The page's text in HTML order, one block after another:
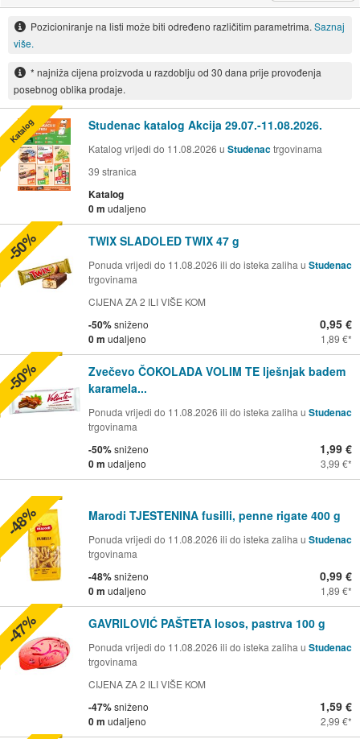
Pozicioniranje na listi može biti određeno različitim parametrima. Saznaj
više.
* najniža cijena proizvoda u razdoblju od 30 dana prije provođenja
posebnog oblika prodaje.
Studenac katalog Akcija 29.07.-11.08.2026.
Katalog vrijedi do 11.08.2026 u Studenactrgovinama
39 stranica
Katalog
0 m udaljeno
Katalog
TWIX SLADOLED TWIX 47 g
Ponuda vrijedi do 11.08.2026 ili do isteka zaliha u Studenac
trgovinama
CIJENA ZA 2 ILI VIŠE KOM
-50%sniženo
0 m udaljeno
0,95 €
1,89 €
-50%
Zvečevo ČOKOLADA VOLIM TE lješnjak badem
karamela...
Ponuda vrijedi do 11.08.2026 ili do isteka zaliha u Studenac
trgovinama
-50%sniženo
0 m udaljeno
1,99 €
3,99 €
-50%
Marodi TJESTENINA fusilli, penne rigate 400 g
Ponuda vrijedi do 11.08.2026 ili do isteka zaliha u Studenac
trgovinama
-48%sniženo
0 m udaljeno
0,99 €
1,89 €
-48%
GAVRILOVIĆ PAŠTETA losos, pastrva 100 g
Ponuda vrijedi do 11.08.2026 ili do isteka zaliha u Studenac
trgovinama
CIJENA ZA 2 ILI VIŠE KOM
-47%sniženo
0 m udaljeno
1,59 €
2,99 €
-47%